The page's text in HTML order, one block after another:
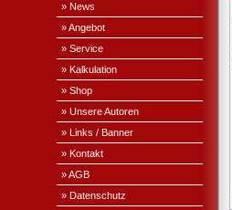
» News
» Angebot
» Service
» Kalkulation
» Shop
» Unsere Autoren
» Links / Banner
» Kontakt
» AGB
» Datenschutz